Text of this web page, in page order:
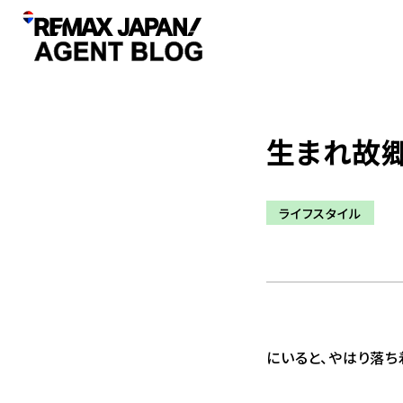
生まれ故
ライフスタイル
にいると、やはり落